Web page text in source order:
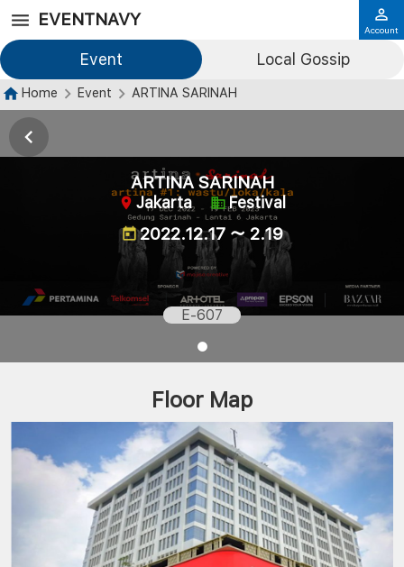
EVENTNAVY
Event Local Gossip
Account
Home Event ARTINA SARINAH
ARTINA SARINAH
Jakarta Festival
2022.12.17 ～ 2.19
E-607
Floor Map